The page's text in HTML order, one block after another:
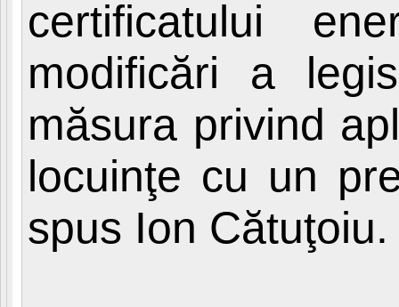
certificatului
modificări a
măsura privind
locuinţe cu un
spus Ion Cătuţoiu.